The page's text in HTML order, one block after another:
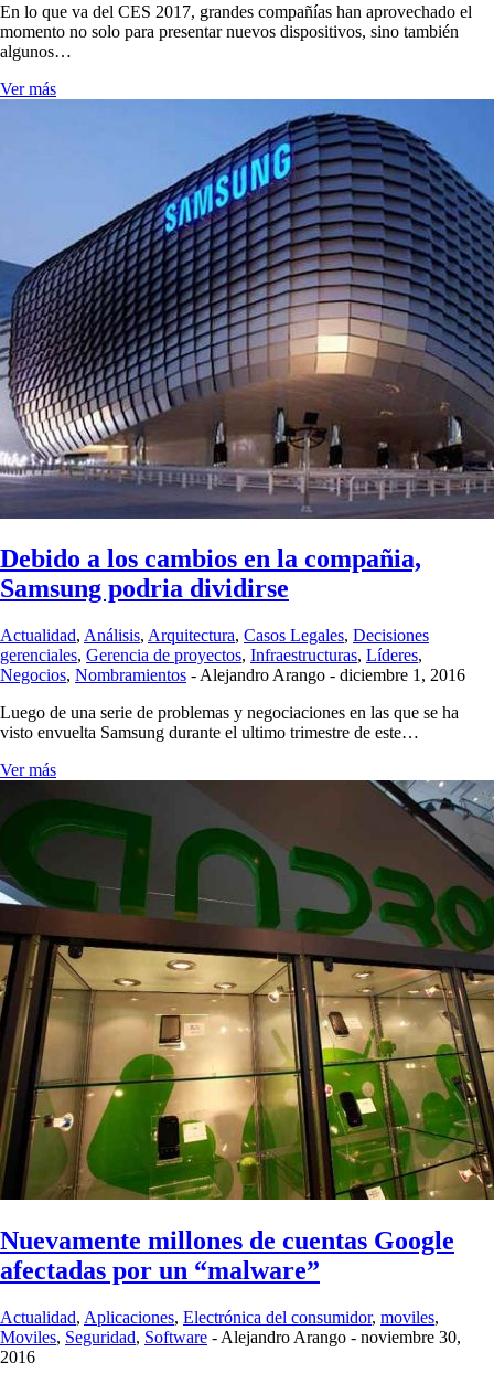
En lo que va del CES 2017, grandes compañías han aprovechado el
momento no solo para presentar nuevos dispositivos, sino también
algunos…
Ver más
Debido a los cambios en la compañia,
Samsung podria dividirse
Actualidad, Análisis, Arquitectura, Casos Legales, Decisiones
gerenciales, Gerencia de proyectos, Infraestructuras, Líderes,
Negocios, Nombramientos - Alejandro Arango - diciembre 1, 2016
Luego de una serie de problemas y negociaciones en las que se ha
visto envuelta Samsung durante el ultimo trimestre de este…
Ver más
Nuevamente millones de cuentas Google
afectadas por un “malware”
Actualidad, Aplicaciones, Electrónica del consumidor, moviles,
Moviles, Seguridad, Software - Alejandro Arango - noviembre 30,
2016